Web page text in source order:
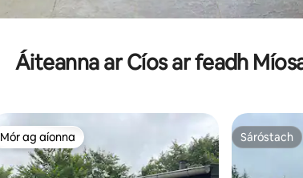
Áiteanna ar Cíos ar feadh
Mór ag aíonna
Mór ag aíonna Sáróstach
Sáróstach